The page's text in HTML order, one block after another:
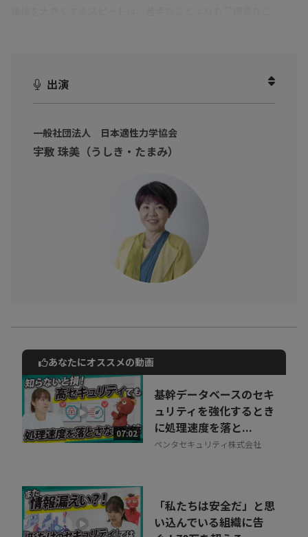
才能を伸ばす 富の方程式、価値を与える人になるためについて解
向けて、自分の才能を知り、強みを伸ばして目標達成に役立てる
出演
一般社団法人 日本適性力学協会
宇敷 珠美（うしき・たまみ）
動画でご紹介しているサービスについて
お気軽にご相談・ご質問いただけます！
30秒でお申し込み可能
相談を希望する 無料
あなたにオススメの動画
07:02
基幹データベースのセキ
ュリティを強化するとき
に処理速度を落と...
ペンタセキュリティ株式会社
「私たちは安全だ」と思
い込んでいる組織に告